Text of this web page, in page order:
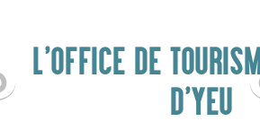
L'OFFICE DE
D'YEU